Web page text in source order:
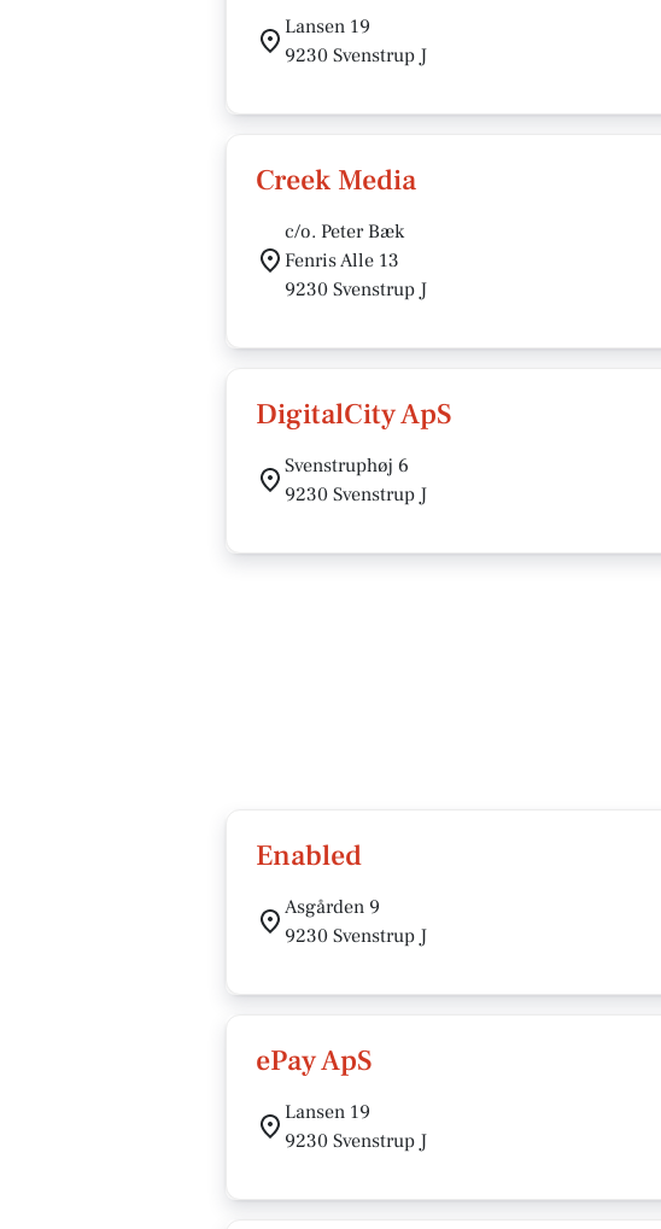
Lansen 19
9230 Svenstrup J
Creek Media
c/o. Peter Bæk
Fenris Alle 13
9230 Svenstrup J
DigitalCity ApS
Svenstruphøj 6
9230 Svenstrup J
Enabled
Asgården 9
9230 Svenstrup J
ePay ApS
Lansen 19
9230 Svenstrup J